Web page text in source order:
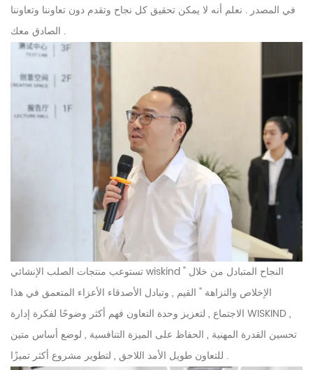
في المصدر . نعلم أنه لا يمكن تحقيق كل نجاح وتقدم دون تعاوننا وتعاوننا
الصادق معك .
تستوعب منتجات الصلب الإنشائي wiskind " النجاح المتبادل من خلال
الإخلاص والنزاهة " القيم , وتبادل الأصدقاء الأعزاء المتعمق في هذا
الاجتماع , لتعزيز وحدة التعاون فهم أكثر وضوحًا لفكرة إدارة WISKIND ,
تحسين القدرة المهنية , الحفاظ على الميزة التنافسية , لوضع أساس متين
للتعاون طويل الأمد اللاحق , لتطوير مشروع أكثر تميزًا .